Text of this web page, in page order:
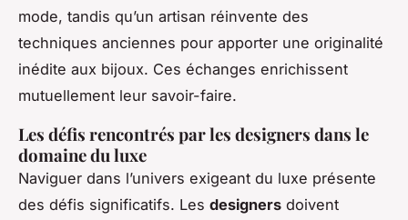
mode, tandis qu’un artisan réinvente des
techniques anciennes pour apporter une originalité
inédite aux bijoux. Ces échanges enrichissent
mutuellement leur savoir-faire.
Les défis rencontrés par les designers dans le
domaine du luxe
Naviguer dans l’univers exigeant du luxe présente
des défis significatifs. Les designers doivent